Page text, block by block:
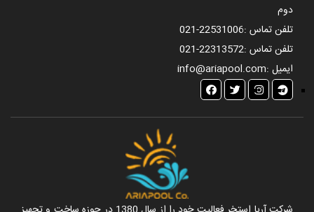
دوم
تلفن تماس :021-22531006
تلفن تماس :021-22313572
ایمیل :info@ariapool.com